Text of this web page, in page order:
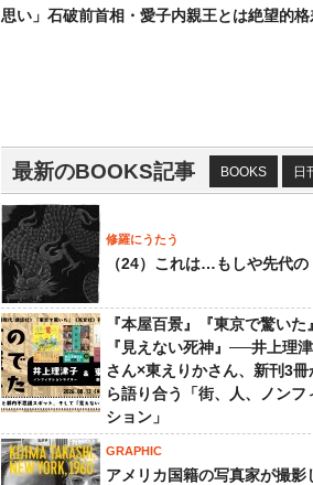
思い」石破前首相・愛子内親王とは絶望的格
最新のBOOKS記事 BOOKS 日
修羅にうたう
（24）これは…もしや先代の
『本屋百景』『東京で驚いた』
『見えない死神』──井上理
さん×東えりかさん、新刊3冊
ら語り合う「街、人、ノンフ
ション」
GRAPHIC
アメリカ国籍の写真家が撮影